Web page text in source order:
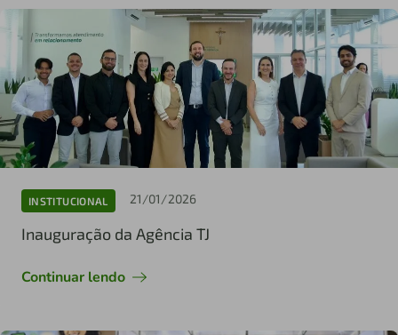
INSTITUCIONAL 21/01/2026
Inauguração da Agência TJ
Continuar lendo